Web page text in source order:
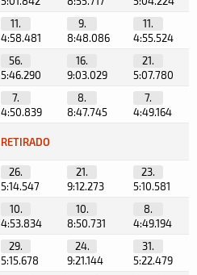
11.
4:58.481
9.
8:48.086
11.
4:55.524
56.
5:46.290
16.
9:03.029
21.
5:07.780
7.
4:50.839
8.
8:47.745
7.
4:49.164
RETIRADO
26.
5:14.547
21.
9:12.273
23.
5:10.581
10.
4:53.834
10.
8:50.731
8.
4:49.194
29.
5:15.678
24.
9:21.144
31.
5:22.479